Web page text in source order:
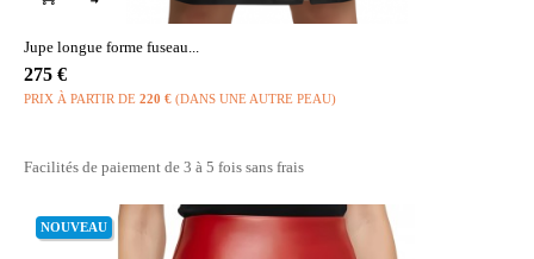
Jupe longue forme fuseau...
Prix
275 €
PRIX À PARTIR DE 220 € (DANS UNE AUTRE PEAU)
Facilités de paiement de 3 à 5 fois sans frais
NOUVEAU